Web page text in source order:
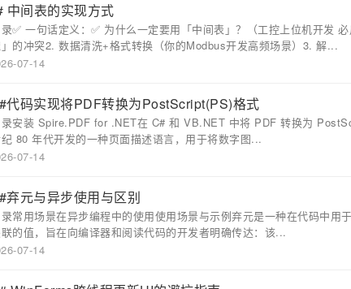
中间表的实现方式
录✅ 一句话定义：✅ 为什么一定要用「中间表」？（工控上位机开发
的冲突2. 数据清洗+格式转换（你的Modbus开发高频场景）3. 解...
07-14
代码实现将PDF转换为PostScript(PS)格式
录安装 Spire.PDF for .NET在 C# 和 VB.NET 中将 PDF 转换为
80 年代开发的一种页面描述语言，用于将数字图...
07-14
弃元与异步使用与区别
录常用场景在异步编程中的使用使用场景与示例弃元是一种在代码中用
的值，旨在向编译器和阅读代码的开发者明确传达：该...
07-14